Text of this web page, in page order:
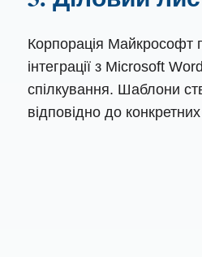
Корпорація Майкрософт
інтеграції з Microsoft
спілкування. Шаблони
відповідно до